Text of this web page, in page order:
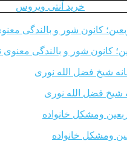
خرید آنتی ویروس
کانون شور و بالندگی معنوی
شیخ فضل الله نوری
ومشکل خانواده